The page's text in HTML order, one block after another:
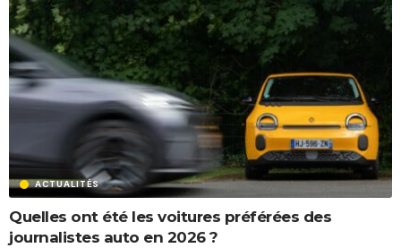
ACTUALITÉS
Quelles ont été les voitures préférées des
journalistes auto en 2026 ?